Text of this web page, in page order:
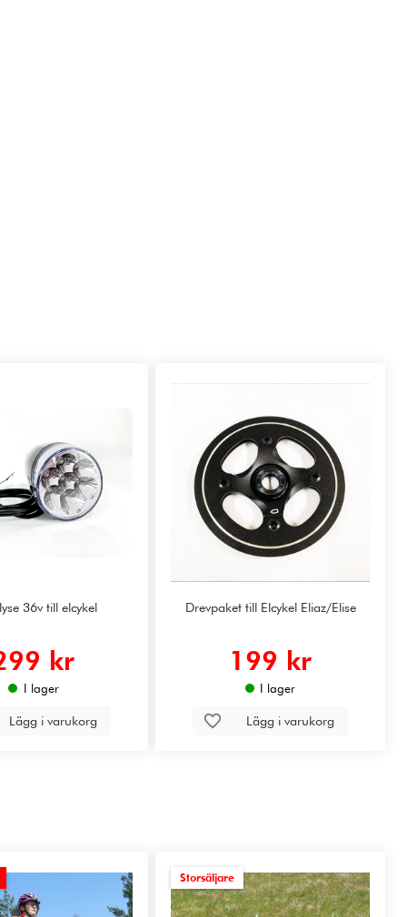
36v till elcykel
kr
I lager
Lägg i varukorg
Drevpaket till Elcykel Eliaz/Elise
199 kr
I lager
Lägg i varukorg
Storsäljare